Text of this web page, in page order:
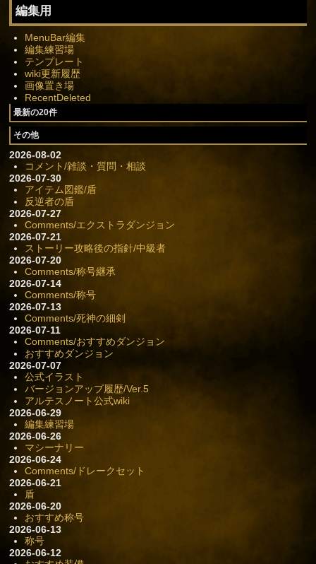
編集用
MenuBar編集
編集練習場
テンプレート
wiki更新履歴
画像置き場
RecentDeleted
最新の20件
その他
2026-08-02
コメント/雑談・質問・相談
2026-07-30
アイテム図鑑/盾
反逆者の盾
2026-07-27
Comments/エクストラダンジョン
2026-07-21
ストーリー攻略後の指針/中級者
2026-07-20
Comments/称号継承
2026-07-14
Comments/称号
2026-07-13
Comments/死神の細剣
2026-07-11
Comments/おすすめダンジョン
おすすめダンジョン
2026-07-07
公式イラスト
バージョンアップ履歴/Ver.5
アルテスノート公式wiki
2026-06-29
編集練習場
2026-06-26
マシーナリー
2026-06-24
Comments/ドレークセット
2026-06-21
盾
2026-06-20
おすすめ称号
2026-06-13
称号
2026-06-12